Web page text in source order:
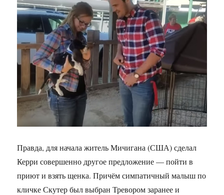
Правда, для начала житель Мичигана (США) сделал
Керри совершенно другое предложение — пойти в
приют и взять щенка. Причём симпатичный малыш по
кличке Скутер был выбран Тревором заранее и